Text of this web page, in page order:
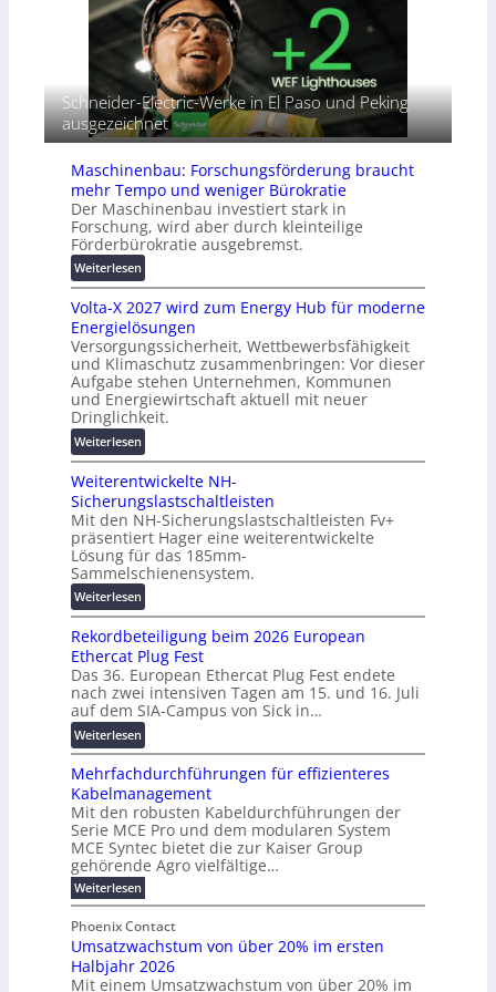
n
h
u
t
o
m
a
t
i
s
i
e
r
u
n
g
s
l
ö
s
u
n
g
e
n
t
i
a
l
e
i
h
e
r
i
n
d
e
G
e
r
ä
t
e
c
h
u
t
z
u
n
d
d
i
g
i
t
a
l
e
T
r
a
n
s
p
a
r
e
n
z
Schneider-Electric-Werke in El Paso und Peking
ausgezeichnet
Maschinenbau: Forschungsförderung braucht
mehr Tempo und weniger Bürokratie
Der Maschinenbau investiert stark in
Forschung, wird aber durch kleinteilige
Förderbürokratie ausgebremst.
Weiterlesen:
M
a
s
c
h
i
n
e
n
b
a
u
:
F
o
r
s
h
u
n
g
s
f
r
d
e
r
u
n
g
b
r
a
u
Volta-X 2027 wird zum Energy Hub für moderne
Energielösungen
Versorgungssicherheit, Wettbewerbsfähigkeit
und Klimaschutz zusammenbringen: Vor dieser
Aufgabe stehen Unternehmen, Kommunen
und Energiewirtschaft aktuell mit neuer
Dringlichkeit.
Weiterlesen:
V
o
l
t
a
-
X
2
0
2
7
w
i
r
d
z
u
m
E
n
e
r
g
u
b
Weiterentwickelte NH-
Sicherungslastschaltleisten
Mit den NH-Sicherungslastschaltleisten Fv+
präsentiert Hager eine weiterentwickelte
Lösung für das 185mm-
Sammelschienensystem.
Weiterlesen:
W
e
i
t
e
r
e
n
t
w
i
c
k
e
l
e
N
H
Rekordbeteiligung beim 2026 European
Ethercat Plug Fest
Das 36. European Ethercat Plug Fest endete
nach zwei intensiven Tagen am 15. und 16. Juli
auf dem SIA-Campus von Sick in…
Weiterlesen:
R
e
k
o
r
d
b
e
t
e
i
l
Mehrfachdurchführungen für effizienteres
Kabelmanagement
Mit den robusten Kabeldurchführungen der
Serie MCE Pro und dem modularen System
MCE Syntec bietet die zur Kaiser Group
gehörende Agro vielfältige…
Weiterlesen:
M
h
r
f
a
Phoenix Contact
Umsatzwachstum von über 20% im ersten
Halbjahr 2026
Mit einem Umsatzwachstum von über 20% im